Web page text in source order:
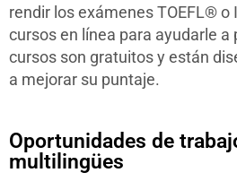
rendir los exámenes TOEFL® o
cursos en línea para ayudarle a
cursos son gratuitos y están
a mejorar su puntaje.
Oportunidades de
multilingües